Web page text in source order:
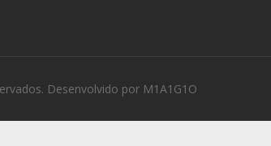
Desenvolvido por M1A1G1O